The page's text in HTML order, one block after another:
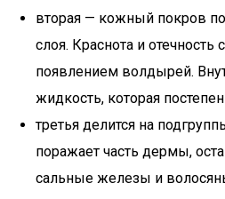
вторая — кожный покров
слоя. Краснота и
появлением волдырей.
жидкость, которая
третья делится на
поражает часть дермы,
сальные железы и